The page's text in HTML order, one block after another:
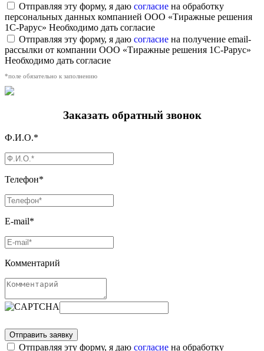
Отправляя эту форму, я даю согласие на обработку
персональных данных компанией ООО «Тиражные решения
1С-Рарус» Необходимо дать согласие
Отправляя эту форму, я даю согласие на получение email-
рассылки от компании ООО «Тиражные решения 1С-Рарус»
Необходимо дать согласие
*поле обязательно к заполнению
Заказать обратный звонок
Ф.И.О.*
Телефон*
E-mail*
Комментарий
Отправляя эту форму, я даю согласие на обработку